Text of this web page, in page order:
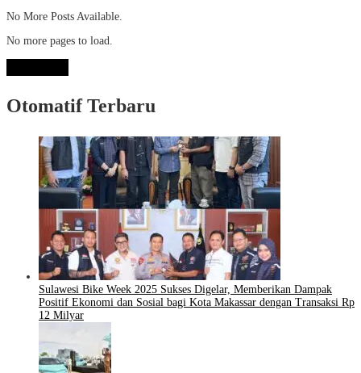
No More Posts Available.
No more pages to load.
Otomatif Terbaru
Sulawesi Bike Week 2025 Sukses Digelar, Memberikan Dampak
Positif Ekonomi dan Sosial bagi Kota Makassar dengan Transaksi Rp
12 Milyar